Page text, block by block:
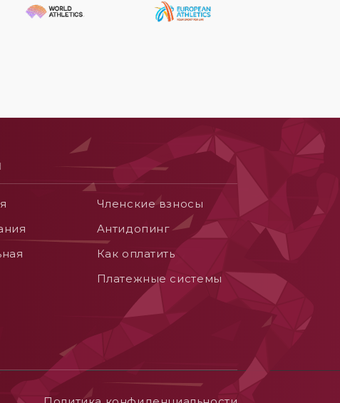
Членские взносы
Aнтидопинг
Как оплатить
Платежные системы